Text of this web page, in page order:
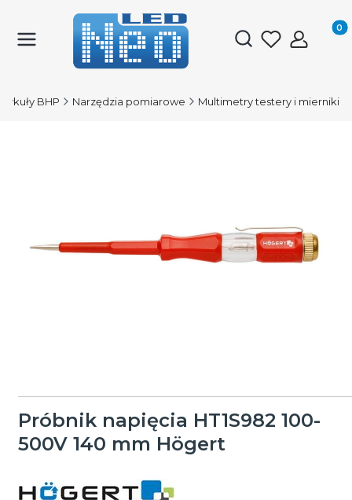
Otwórz
BHP Narzędzia pomiarowe Multimetry testery i mierniki
Próbnik napięcia HT1S982 100-
500V 140 mm Högert